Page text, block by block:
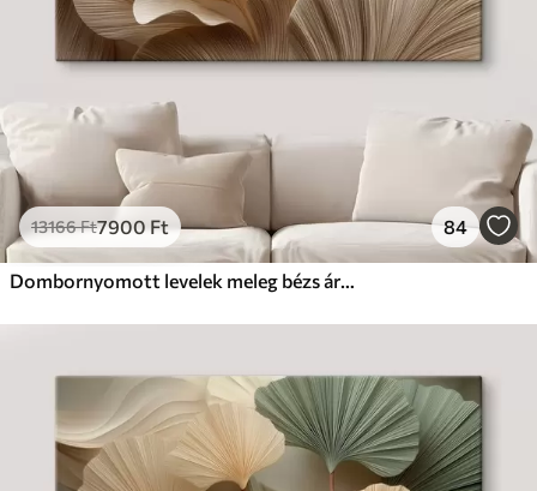
13166Ft7900 Ft 84
Dombornyomott levelek meleg bézs árnyalatokban